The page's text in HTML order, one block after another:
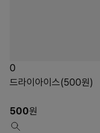
0
드라이아이스(500원)
500원